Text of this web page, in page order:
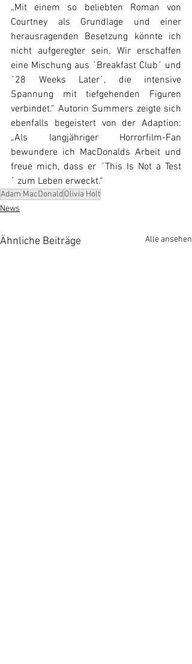
„Mit einem so beliebten Roman von
Courtney als Grundlage und einer
herausragenden Besetzung könnte ich
nicht aufgeregter sein. Wir erschaffen
eine Mischung aus `Breakfast Club´ und
`28 Weeks Later´, die intensive
Spannung mit tiefgehenden Figuren
verbindet.“ Autorin Summers zeigte sich
ebenfalls begeistert von der Adaption:
„Als langjähriger Horrorfilm-Fan
bewundere ich MacDonalds Arbeit und
freue mich, dass er `This Is Not a Test
´ zum Leben erweckt.“
Adam MacDonaldOlivia Holt
News
Ähnliche Beiträge Alle ansehen